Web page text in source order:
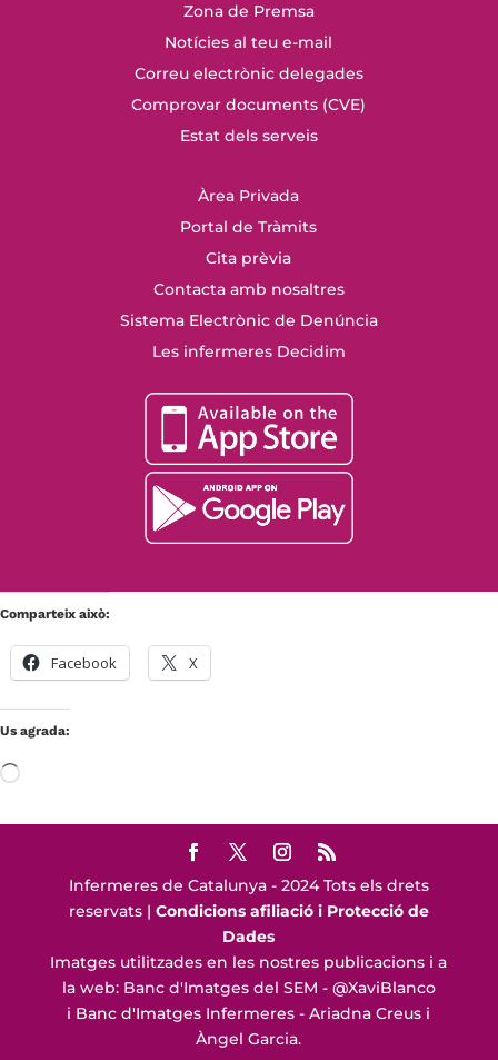
Zona de Premsa
Notícies al teu e-mail
Correu electrònic delegades
Comprovar documents (CVE)
Estat dels serveis
Àrea Privada
Portal de Tràmits
Cita prèvia
Contacta amb nosaltres
Sistema Electrònic de Denúncia
Les infermeres Decidim
Comparteix això:
Facebook X
Us agrada:
S'està
Infermeres de Catalunya - 2024 Tots els drets
reservats | Condicions afiliació i Protecció de
Dades
Imatges utilitzades en les nostres publicacions i a
la web: Banc d'Imatges del SEM - @XaviBlanco
i Banc d'Imatges Infermeres - Ariadna Creus i
Àngel Garcia.